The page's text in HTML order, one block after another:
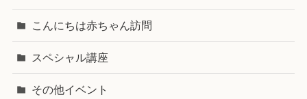
こんにちは赤ちゃん訪問
スペシャル講座
その他イベント